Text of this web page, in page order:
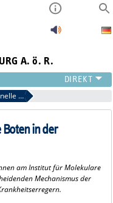
A. ö. R.
Mastzellen: Wächter und schnelle Boten in der Immunabwehr
Boten in der
am Institut für Molekulare
Mechanismus der